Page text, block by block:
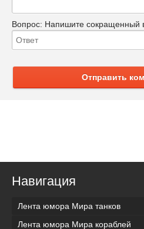
Вопрос: Напишите сокращенный
Отправить
Навигация
Лента юмора Мира танков
Лента юмора Мира кораблей